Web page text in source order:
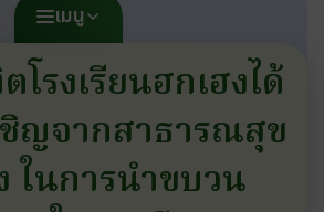
เมนู
โรงเรียนฮกเฮงได้
ชิญจากสาธารณสุข
ในการนำขบวน